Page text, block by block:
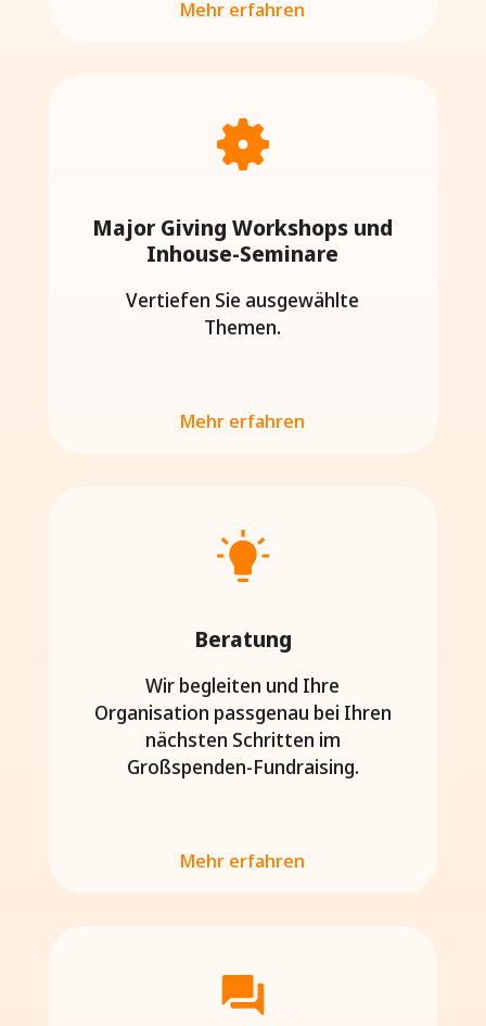
Major Giving Workshops und
Inhouse-Seminare
Vertiefen Sie ausgewählte
Themen.
Beratung
Wir begleiten und Ihre
Organisation passgenau bei Ihren
nächsten Schritten im
Großspenden-Fundraising.